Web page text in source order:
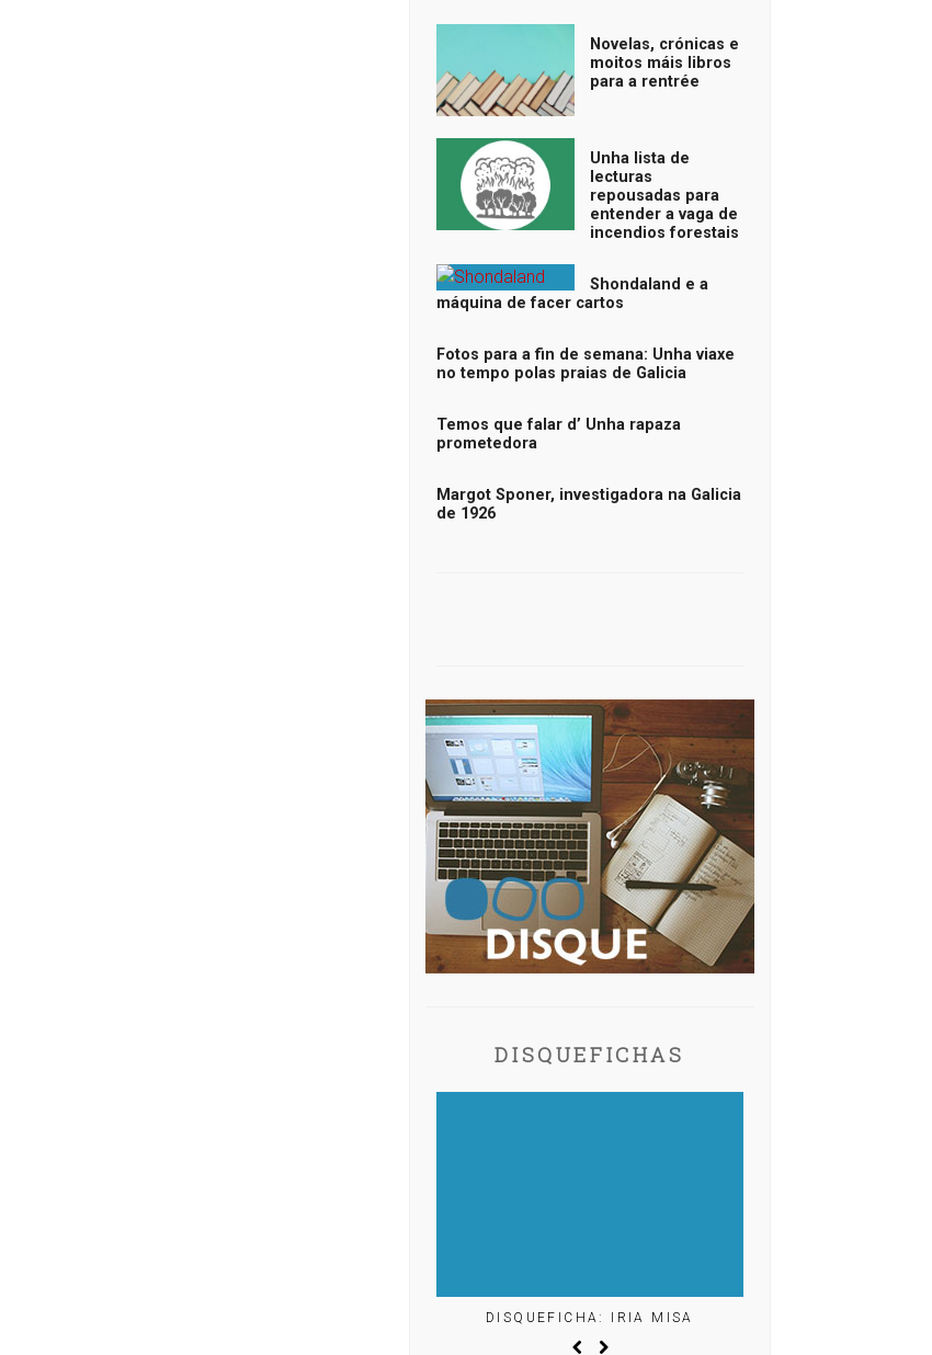
Novelas, crónicas e
moitos máis libros
para a rentrée
Unha lista de
lecturas
repousadas para
entender a vaga de
incendios forestais
Shondaland e a
máquina de facer cartos
Fotos para a fin de semana: Unha viaxe
no tempo polas praias de Galicia
Temos que falar d’ Unha rapaza
prometedora
Margot Sponer, investigadora na Galicia
de 1926
DISQUEFICHAS
DISQUEFICHA: IRIA MISA